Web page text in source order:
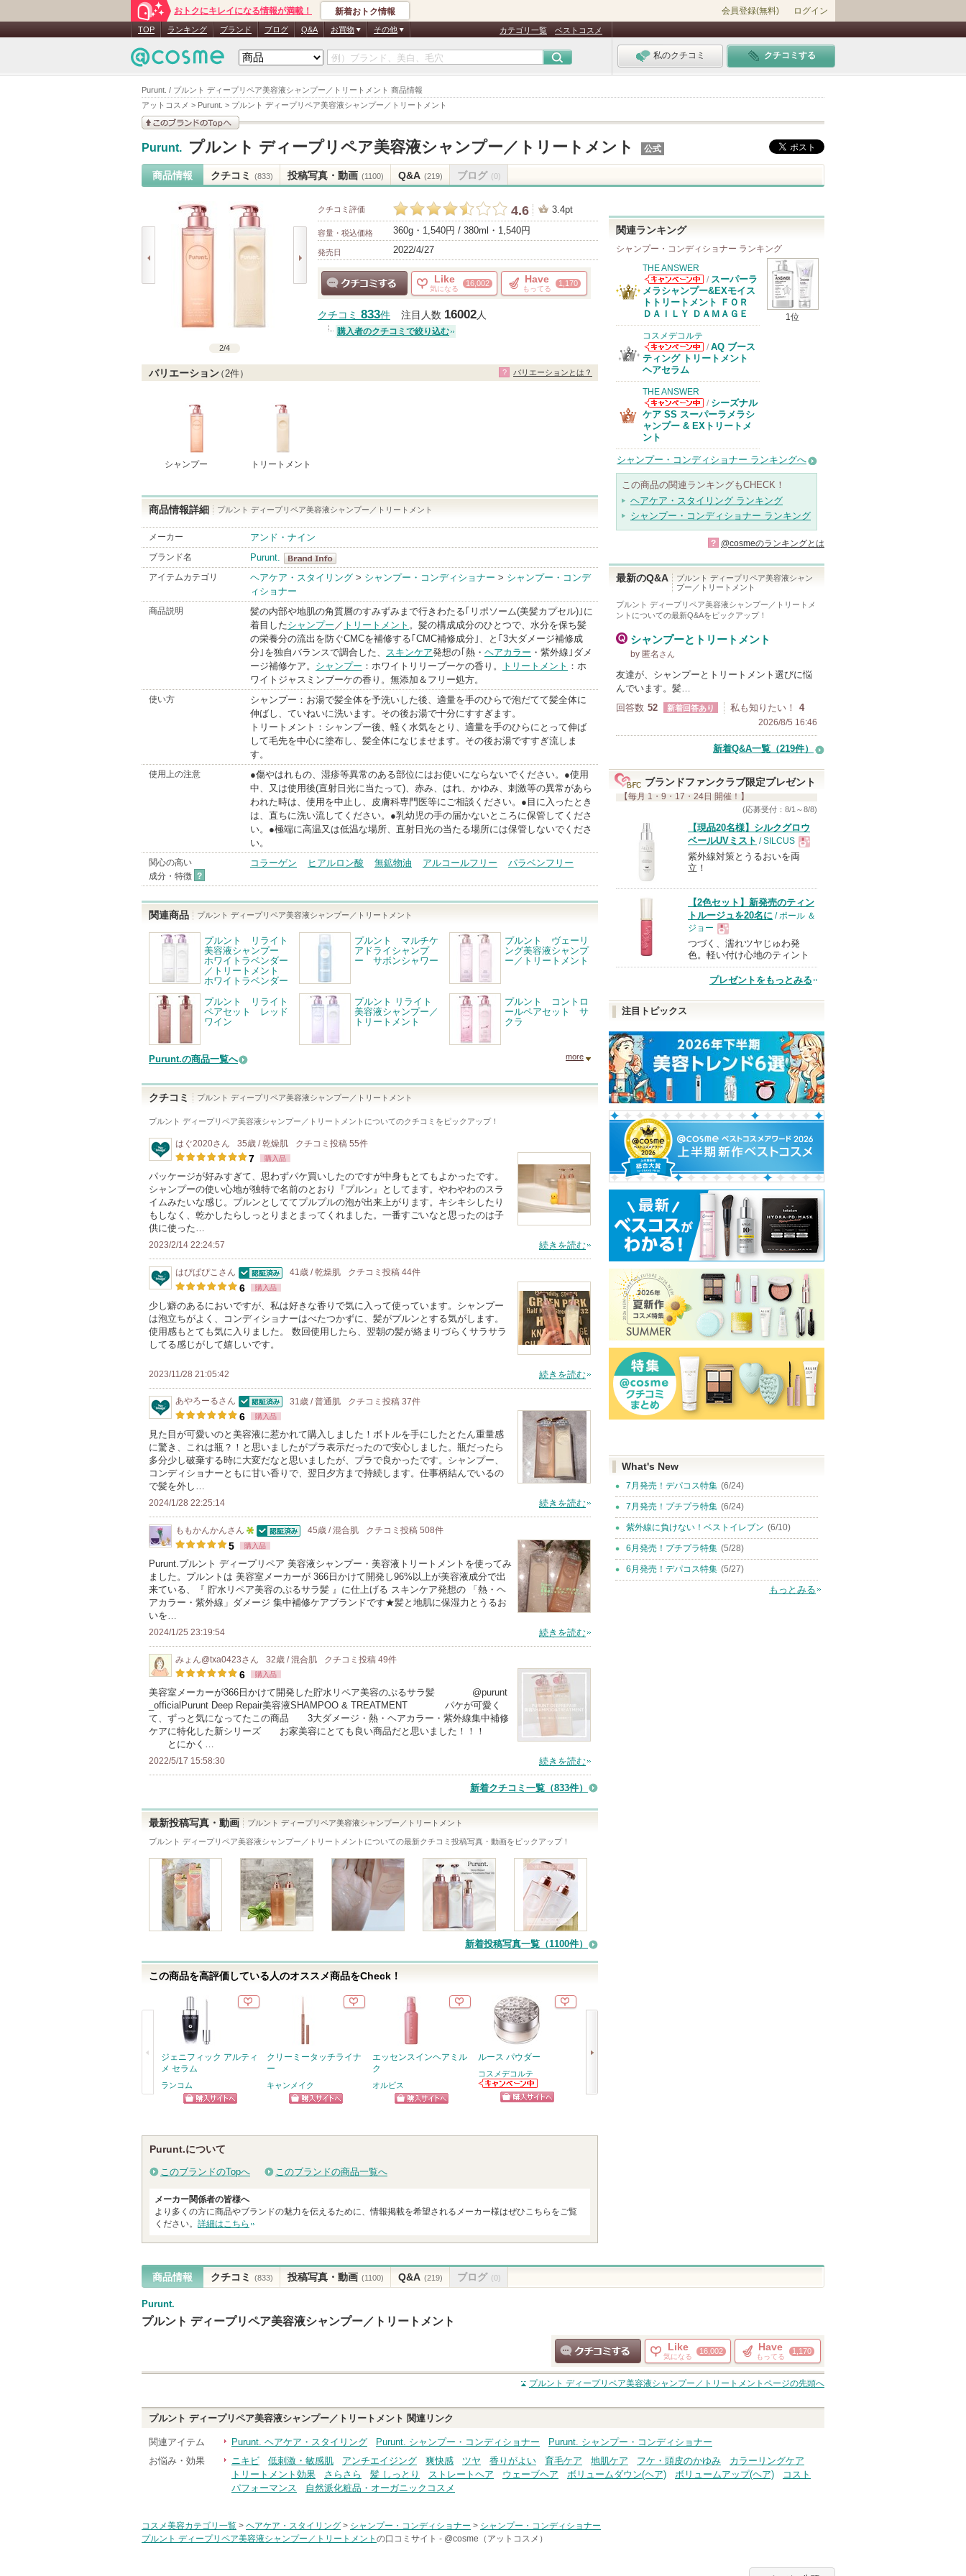
Purunt. / プルント ディープリペア美容液シャンプー／トリートメント 商品情報
アットコスメ > Purunt. > プルント ディープリペア美容液シャンプー／トリートメント
おトクにキレイになる情報が満載！ 新着おトク情報 会員登録(無料) ログイン
TOP ランキング ブランド ブログ Q&A お買物 その他 カテゴリ一覧 ベストコスメ
私のクチコミ クチコミする
このブランドの情報を
Purunt. プルント ディープリペア美容液シャンプー／トリートメント 公式
商品情報 クチコミ (833) 投稿写真・動画 (1100) Q&A (219) ブログ (0)
2/4
クチコミ評価 4.6 3.4pt
容量・税込価格 360g・1,540円 / 380ml・1,540円
発売日 2022/4/27
Like
気になる
16,002 Have
もってる
1,170
クチコミ 833件 注目人数 16002人
購入者のクチコミで絞り込む
バリエーション（2件）
シャンプー トリートメント
バリエーションとは？
商品情報詳細 プルント ディープリペア美容液シャンプー／トリートメント
メーカー アンド・ナイン
ブランド名
Purunt.
Purunt.
BrandInfo
アイテムカテゴリ ヘアケア・スタイリング > シャンプー・コンディショナー > シャンプー・コンデ
ィショナー
商品説明
髪の内部や地肌の角質層のすみずみまで行きわたる｢リポソーム(美髪カプセル)｣に
着目したシャンプー ／ トリートメント 。髪の構成成分のひとつで、水分を保ち髪
の栄養分の流出を防ぐCMCを補修する｢CMC補修成分｣、と｢3大ダメージ補修成
分｣を独自バランスで調合した、 スキンケア発想の｢熱・ ヘアカラー ・紫外線｣ダメ
ージ補修ケア。 シャンプー ：ホワイトリリーブーケの香り。 トリートメント ：ホ
ワイトジャスミンブーケの香り。無添加＆フリー処方。
使い方
シャンプー：お湯で髪全体を予洗いした後、適量を手のひらで泡だてて髪全体に
伸ばし、ていねいに洗います。その後お湯で十分にすすぎます。
トリートメント：シャンプー後、軽く水気をとり、適量を手のひらにとって伸ば
して毛先を中心に塗布し、髪全体になじませます。その後お湯ですすぎ流しま
す。
使用上の注意
●傷やはれもの、湿疹等異常のある部位にはお使いにならないでください。●使用
中、又は使用後(直射日光に当たって)、赤み、はれ、かゆみ、刺激等の異常があら
われた時は、使用を中止し、皮膚科専門医等にご相談ください。●目に入ったとき
は、直ちに洗い流してください。●乳幼児の手の届かないところに保管してくださ
い。●極端に高温又は低温な場所、直射日光の当たる場所には保管しないでくださ
い。
関心の高い
成分・特徴 ?
コラーゲン ヒアルロン酸 無鉱物油 アルコールフリー パラベンフリー
関連商品 プルント ディープリペア美容液シャンプー／トリートメント
プルント リライト
美容液シャンプー
ホワイトラベンダー
／トリートメント
ホワイトラベンダー
プルント マルチケ
アドライシャンプ
ー サボンシャワー
プルント ヴェーリ
ング美容液シャンプ
ー／トリートメント
プルント リライト
ペアセット レッド
ワイン
プルント リライト
美容液シャンプー／
トリートメント
プルント コントロ
ールペアセット サ
クラ
Purunt.の商品一覧へ more
クチコミ プルント ディープリペア美容液シャンプー／トリートメント
プルント ディープリペア美容液シャンプー／トリートメント についてのクチコミをピックアップ！
はぐ2020さん 35歳 / 乾燥肌 クチコミ投稿 55件
7 購入品
パッケージが好みすぎて、思わずパケ買いしたのですが中身もとてもよかったです。
シャンプーの使い心地が独特で名前のとおり『プルン』としてます。やわやわのスラ
イムみたいな感じ。プルンとしててプルプルの泡が出来上がります。キシキシしたり
もしなく、乾かしたらしっとりまとまってくれました。一番すごいなと思ったのは子
供に使った…
2023/2/14 22:24:57 続きを読む
はぴぱぴこ さん
認証済
41歳 / 乾燥肌 クチコミ投稿 44件
6 購入品
少し癖のあるにおいですが、私は好きな香りで気に入って使っています。シャンプー
は泡立ちがよく、コンディショナーはべたつかずに、髪がプルンとする気がします。
使用感もとても気に入りました。 数回使用したら、翌朝の髪が絡まりづらくサラサラ
してる感じがして嬉しいです。
2023/11/28 21:05:42 続きを読む
あやろーるさん
認証済
31歳 / 普通肌 クチコミ投稿 37件
6 購入品
見た目が可愛いのと美容液に惹かれて購入しました！ボトルを手にしたとたん重量感
に驚き、これは瓶？！と思いましたがプラ表示だったので安心しました。瓶だったら
多分少し破棄する時に大変だなと思いましたが、プラで良かったです。シャンプー、
コンディショナーともに甘い香りで、翌日夕方まで持続します。仕事柄結んでいるの
で髪を外し…
2024/1/28 22:25:14 続きを読む
ももかんかんさん
5
人
以
上
ン
バ
ー
に
お
気
録
さ
て
い
ま
す
認証済
45歳 / 混合肌 クチコミ投稿 508件
5 購入品
Purunt.プルント ディープリペア 美容液シャンプー・美容液トリートメントを使ってみ
ました。プルントは 美容室メーカーが 366日かけて開発し96%以上が美容液成分で出
来ている、『 貯水リペア美容のぷるサラ髪 』に仕上げる スキンケア発想の 「熱・ヘ
アカラー・紫外線」ダメージ 集中補修ケアブランドです★髪と地肌に保湿力とうるお
いを…
2024/1/25 23:19:54 続きを読む
みょん@txa0423さん 32歳 / 混合肌 クチコミ投稿 49件
6 購入品
美容室メーカーが366日かけて開発した貯水リペア美容のぷるサラ髪 @purunt
_officialPurunt Deep Repair美容液SHAMPOO & TREATMENT パケが可愛く
て、ずっと気になってたこの商品 3大ダメージ・熱・ヘアカラー・紫外線集中補修
ケアに特化した新シリーズ お家美容にとても良い商品だと思いました！！！
とにかく…
2022/5/17 15:58:30 続きを読む
新着クチコミ一覧 （833件）
最新投稿写真・動画 プルント ディープリペア美容液シャンプー／トリートメント
プルント ディープリペア美容液シャンプー／トリートメント についての最新クチコミ投稿写真・動画をピックアップ！
新着投稿写真一覧（1100件）
この商品を高評価している人のオススメ商品をCheck！
ジェニフィック アルティ
メ セラム
ランコム
クリーミータッチライナ
ー
キャンメイク
エッセンスインヘアミル
ク
オルビス
ルース パウダー
コスメデコルテ
コスメデコルテ
からのお知らせ
PDRN ヒアルロン酸100
Purunt.について
このブランドのTopへ このブランドの商品一覧へ
メーカー関係者の皆様へ
より多くの方に商品やブランドの魅力を伝えるために、情報掲載を希望されるメーカー様はぜひこちらをご覧
ください。 詳細はこちら
関連ランキング
シャンプー・コンディショナー ランキング
1位
THE ANSWER
THE ANSWER
からのお知らせ
があります
/ スーパーラ
メラシャンプー&EXモイス
トトリートメント ＦＯＲ
ＤＡＩＬＹ ＤＡＭＡＧＥ
コスメデコルテ
コスメデコルテ
からのお知らせ
/ AQ ブース
ティング トリートメント
ヘアセラム
THE ANSWER
THE ANSWER
からのお知らせ
があります
/ シーズナル
ケア SS スーパーラメラシ
ャンプー & EXトリートメ
ント
シャンプー・コンディショナー ランキングへ
この商品の関連ランキングもCHECK！
ヘアケア・スタイリング ランキング
シャンプー・コンディショナー ランキング
? @cosmeのランキングとは
最新のQ&A
プルント ディープリペア美容液シャン
プー／トリートメント
プルント ディープリペア美容液シャンプー／トリートメ
ント についての最新Q&Aをピックアップ！
シャンプーとトリートメント
by 匿名 さん
友達が、シャンプーとトリートメント選びに悩
んでいます。髪…
回答数 52 新着回答あり 私も知りたい！ 4
2026/8/5 16:46
新着Q&A一覧（219件）
ブランドファンクラブ限定プレゼント
【毎月 1・9・17・24日 開催！】
(応募受付：8/1～8/8)
【現品20名様】シルクグロウ
ベールUVミスト / SILCUS
現
品
紫外線対策とうるおいを両
立！
【2色セット】新発売のティン
トルージュを20名に / ポール ＆
ジョー
現
品
つづく、濡れツヤじゅわ発
色。軽い付け心地のティント
プレゼントをもっとみる
注目トピックス
What's New
7月発売！デパコス特集 (6/24)
7月発売！プチプラ特集 (6/24)
紫外線に負けない！ベストイレブン (6/10)
6月発売！プチプラ特集 (5/28)
6月発売！デパコス特集 (5/27)
もっとみる
商品情報 クチコミ (833) 投稿写真・動画 (1100) Q&A (219) ブログ (0)
Purunt.
プルント ディープリペア美容液シャンプー／トリートメント
クチコミする
Like
気になる
16,002 Have
もってる
1,170
プルント ディープリペア美容液シャンプー／トリートメント ページの先頭へ
プルント ディープリペア美容液シャンプー／トリートメント 関連リンク
関連アイテム Purunt. ヘアケア・スタイリング Purunt. シャンプー・コンディショナー
Purunt. シャンプー・コンディショナー
お悩み・効果
ニキビ 低刺激・敏感肌 アンチエイジング 爽快感 ツヤ 香りがよい 育毛ケア 地肌ケア フケ・頭皮のかゆみ
カラーリングケア
トリートメント効果
さらさら 髪 しっとり ストレートヘア ウェーブヘア ボリュームダウン(ヘア) ボリュームアップ(ヘア)
コスト
パフォーマンス
自然派化粧品・オーガニックコスメ
コスメ美容カテゴリ一覧 > ヘアケア・スタイリング > シャンプー・コンディショナー > シャンプー・コンディショナー
プルント ディープリペア美容液シャンプー／トリートメント の口コミサイト - @cosme（アットコスメ）